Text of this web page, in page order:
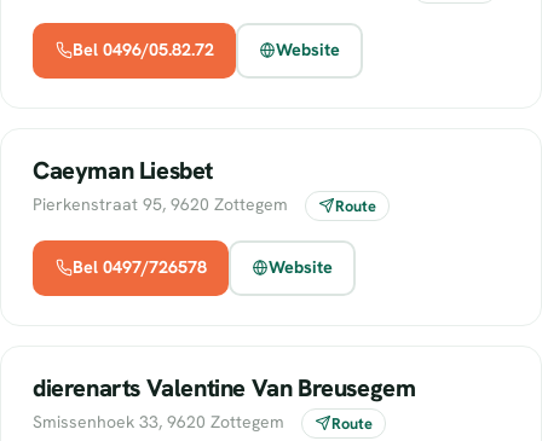
Bel 0496/05.82.72 Website
Caeyman Liesbet
Pierkenstraat 95, 9620 Zottegem Route
Bel 0497/726578 Website
dierenarts Valentine Van Breusegem
Smissenhoek 33, 9620 Zottegem Route